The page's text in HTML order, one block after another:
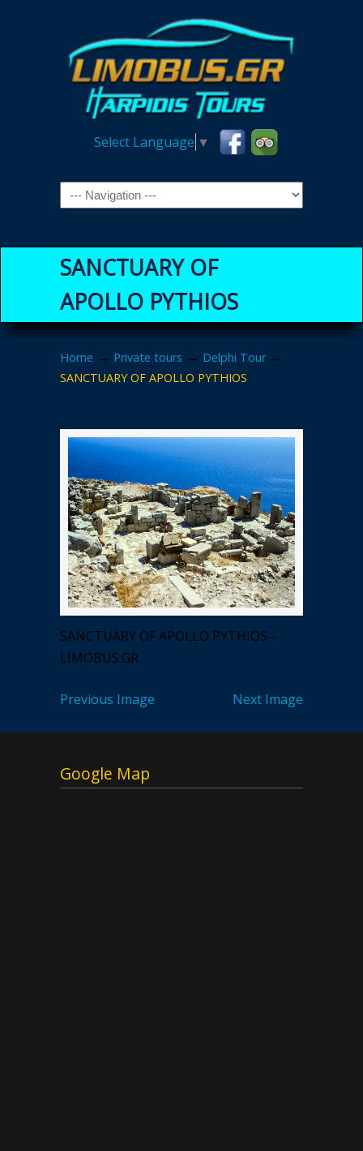
Select Language ▼
Navigation
SANCTUARY OF
APOLLO PYTHIOS
Home → Private tours → Delphi Tour→
SANCTUARY OF APOLLO PYTHIOS
SANCTUARY OF APOLLO PYTHIOS –
LIMOBUS.GR
Previous Image Next Image
Google Map